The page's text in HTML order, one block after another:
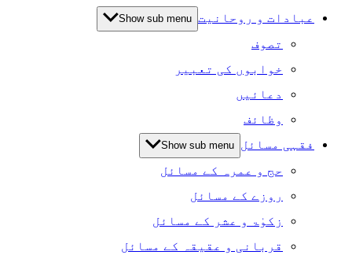
عبادات و روحانیت Show sub menu
تصوف
خوابوں کی تعبیر
دعائیں
وظائف
فقہی مسائل Show sub menu
حج و عمرہ کے مسائل
روزے کے مسائل
زکوٰۃ و عشر کے مسائل
قربانی و عقیقہ کے مسائل